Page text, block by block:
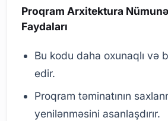
Proqram Arxitektura
Faydaları
Bu kodu daha oxunaqlı və
edir.
Proqram təminatının
yenilənməsini asanlaşdırır.